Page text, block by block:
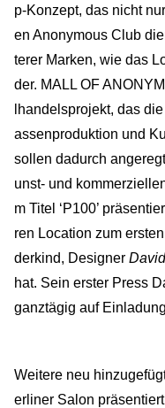
p-Konzept, das nicht
en Anonymous Club
terer Marken, wie das
der. MALL OF
lhandelsprojekt, das
assenproduktion und
sollen dadurch
unst- und
m Titel ‘P100’
ren Location zum
derkind, Designer
hat. Sein erster Press
ganztägig auf
Weitere neu
erliner Salon